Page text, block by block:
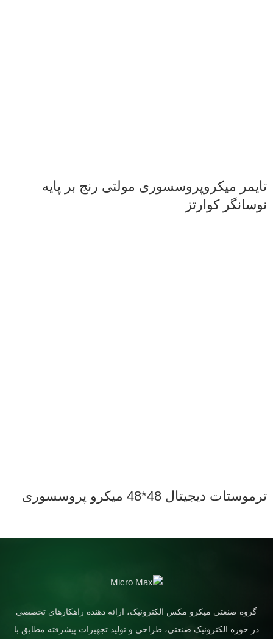
تایمر میکروپروسسورى مولتى رنج بر پایه
نوسانگر کوارتز
ترموستات دیجیتال 48*48 میکرو پروسسوری
گروه صنعتی میکرو مکس الکترونیک، ارائه دهنده راهکارهای تخصصی
در حوزه الکترونیک صنعتی، طراحی و تولید تجهیزات پیشرفته مطابق با